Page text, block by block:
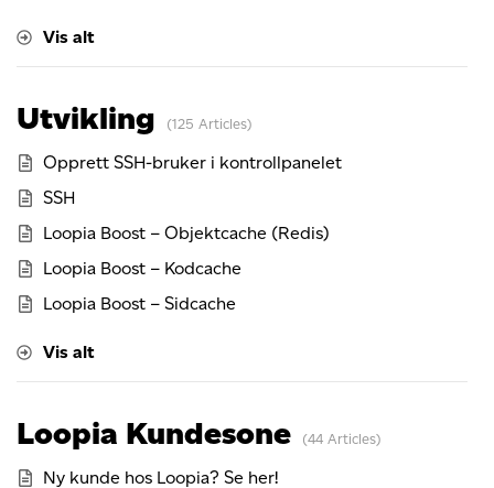
Vis alt
Utvikling 125 Articles
Opprett SSH-bruker i kontrollpanelet
SSH
Loopia Boost – Objektcache (Redis)
Loopia Boost – Kodcache
Loopia Boost – Sidcache
Vis alt
Loopia Kundesone 44 Articles
Ny kunde hos Loopia? Se her!